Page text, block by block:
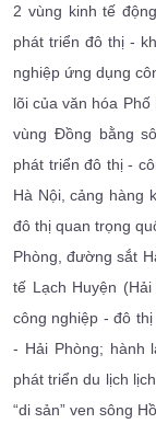
2 vùng kinh tế
phát triển đô thị -
nghiệp ứng dụng
lõi của văn hóa
vùng Đồng bằng
phát triển đô thị -
Hà Nội, cảng hàng
đô thị quan trọng
Phòng, đường sắt
tế Lạch Huyện
công nghiệp - đô
- Hải Phòng; hành
phát triển du lịch
“di sản” ven sông